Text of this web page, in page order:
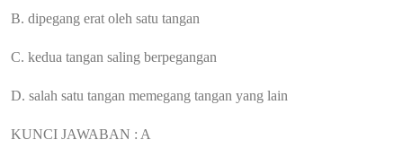
B. dipegang erat oleh satu tangan
C. kedua tangan saling berpegangan
D. salah satu tangan memegang tangan yang lain
KUNCI JAWABAN : A